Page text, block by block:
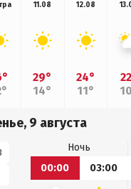
11.08
29°
14°
12.08
24°
11°
9 августа
Ночь
00:00
03:00